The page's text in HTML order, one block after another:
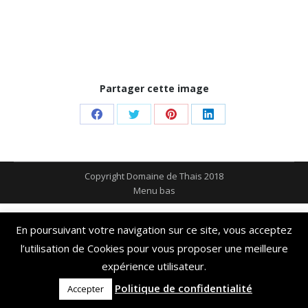
Partager cette image
Share
Facebook
Share
Twitter
Share
Pinterest
Share
LinkedIn
Copyright Domaine de Thais 2018
Menu bas
En poursuivant votre navigation sur ce site, vous acceptez
l’utilisation de Cookies pour vous proposer une meilleure
expérience utilisateur.
Accepter Politique de confidentialité